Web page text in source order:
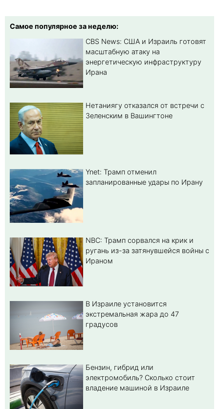
Самое популярное за неделю:
CBS News: США и Израиль готовят
масштабную атаку на
энергетическую инфраструктуру
Ирана
Нетаниягу отказался от встречи с
Зеленским в Вашингтоне
Ynet: Трамп отменил
запланированные удары по Ирану
NBC: Трамп сорвался на крик и
ругань из-за затянувшейся войны с
Ираном
В Израиле установится
экстремальная жара до 47
градусов
Бензин, гибрид или
электромобиль? Cколько стоит
владение машиной в Израиле